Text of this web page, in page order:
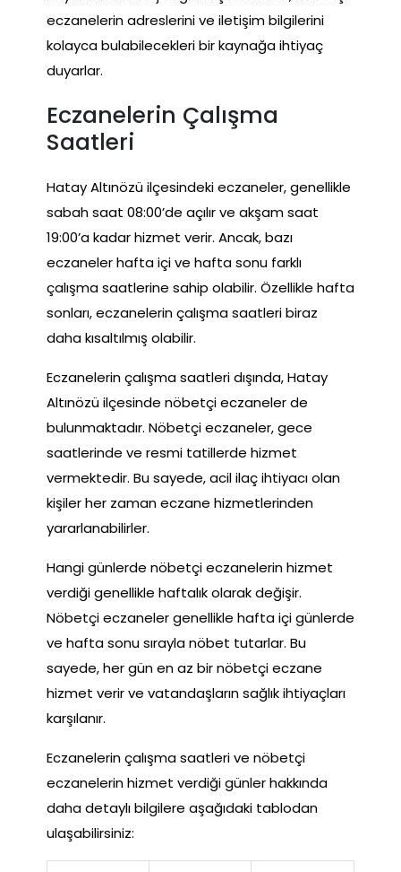
eczanelerin adreslerini ve iletişim bilgilerini
kolayca bulabilecekleri bir kaynağa ihtiyaç
duyarlar.
Eczanelerin Çalışma
Saatleri
Hatay Altınözü ilçesindeki eczaneler, genellikle
sabah saat 08:00’de açılır ve akşam saat
19:00’a kadar hizmet verir. Ancak, bazı
eczaneler hafta içi ve hafta sonu farklı
çalışma saatlerine sahip olabilir. Özellikle hafta
sonları, eczanelerin çalışma saatleri biraz
daha kısaltılmış olabilir.
Eczanelerin çalışma saatleri dışında, Hatay
Altınözü ilçesinde nöbetçi eczaneler de
bulunmaktadır. Nöbetçi eczaneler, gece
saatlerinde ve resmi tatillerde hizmet
vermektedir. Bu sayede, acil ilaç ihtiyacı olan
kişiler her zaman eczane hizmetlerinden
yararlanabilirler.
Hangi günlerde nöbetçi eczanelerin hizmet
verdiği genellikle haftalık olarak değişir.
Nöbetçi eczaneler genellikle hafta içi günlerde
ve hafta sonu sırayla nöbet tutarlar. Bu
sayede, her gün en az bir nöbetçi eczane
hizmet verir ve vatandaşların sağlık ihtiyaçları
karşılanır.
Eczanelerin çalışma saatleri ve nöbetçi
eczanelerin hizmet verdiği günler hakkında
daha detaylı bilgilere aşağıdaki tablodan
ulaşabilirsiniz: